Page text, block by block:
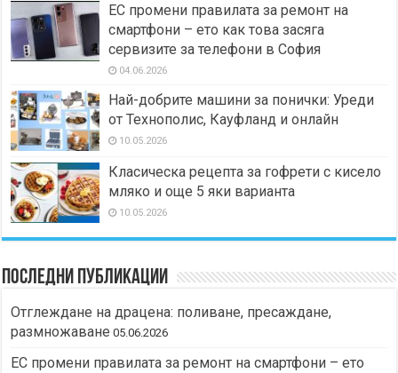
ЕС промени правилата за ремонт на
смартфони – ето как това засяга
сервизите за телефони в София
04.06.2026
Най-добрите машини за понички: Уреди
от Технополис, Кауфланд и онлайн
10.05.2026
Класическа рецепта за гофрети с кисело
мляко и още 5 яки варианта
10.05.2026
Последни публикации
Отглеждане на драцена: поливане, пресаждане,
размножаване 05.06.2026
ЕС промени правилата за ремонт на смартфони – ето